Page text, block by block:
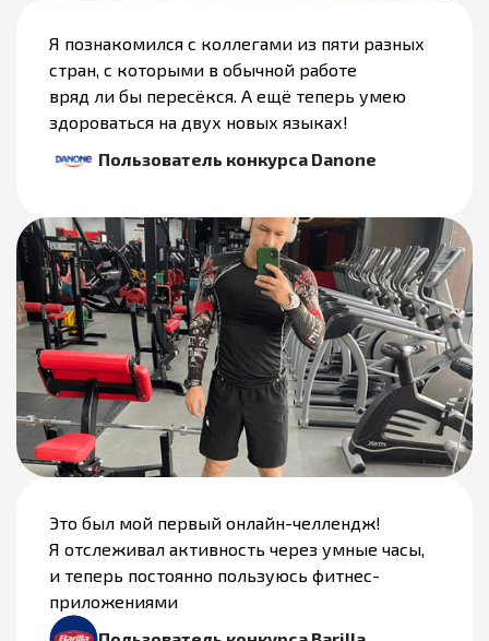
Я познакомился с коллегами из пяти разных
стран, с которыми в обычной работе
вряд ли бы пересёкся. А ещё теперь умею
здороваться на двух новых языках!
Пользователь конкурса Danone
Это был мой первый онлайн-челлендж!
Я отслеживал активность через умные часы,
и теперь постоянно пользуюсь фитнес-
приложениями